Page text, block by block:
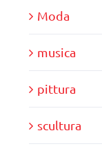
Moda
musica
pittura
scultura